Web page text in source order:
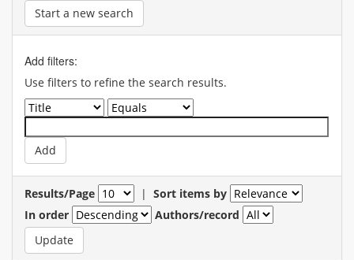
Start a new search
Add filters:
Use filters to refine the search results.
Results/Page | Sort items by
In order
Authors/record